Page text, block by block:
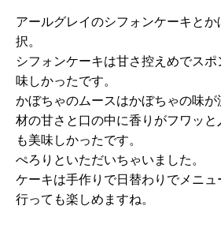
アールグレイのシフォンケーキと
択。
シフォンケーキは甘さ控えめでス
味しかったです。
かぼちゃのムースはかぼちゃの味
材の甘さと口の中に香りがフワッ
も美味しかったです。
ぺろりといただいちゃいました。
ケーキは手作りで日替わりでメニ
行っても楽しめますね。